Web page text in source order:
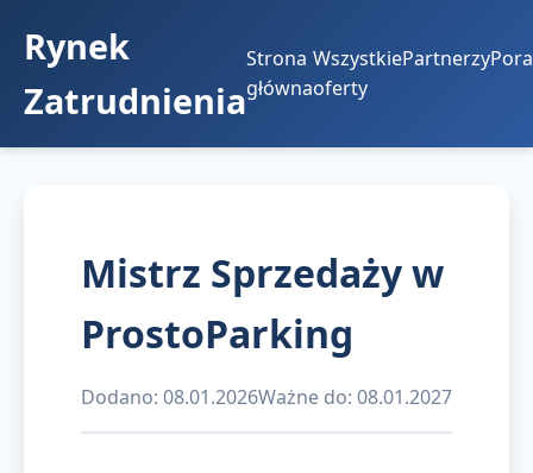
Rynek
Zatrudnienia
Strona
główna
Wszystkie
oferty
Partnerzy
Mistrz Sprzedaży w
ProstoParking
Dodano: 08.01.2026Ważne do: 08.01.2027